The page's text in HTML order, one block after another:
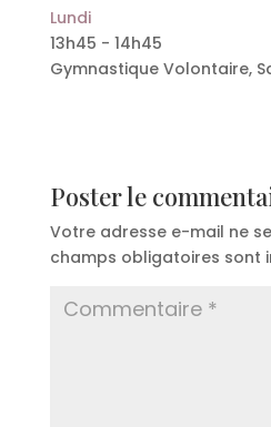
Lundi
13h45 - 14h45
Gymnastique Volontaire,
Poster le
Votre adresse e-mail ne
champs obligatoires sont